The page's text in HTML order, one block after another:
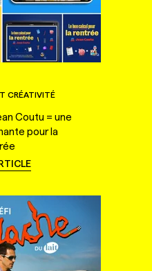
CRÉATIVITÉ
Coutu = une
pour la